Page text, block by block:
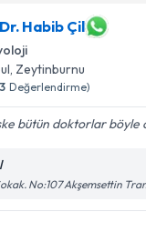
Habib Çil
, Zeytinburnu
Değerlendirme)
bütün doktorlar böyle
No:107 Akşemsettin